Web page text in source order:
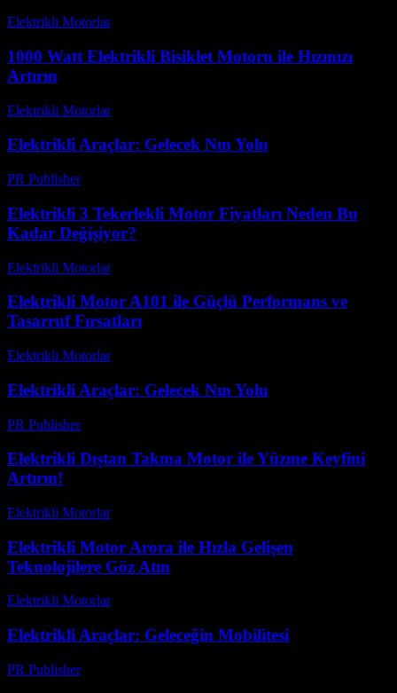
Elektrikli Motorlar-
1000 Watt Elektrikli Bisiklet Motoru ile Hızınızı
Artırın
Elektrikli Motorlar-
Elektrikli Araçlar: Gelecek Nın Yolu
PR Publisher-
Elektrikli 3 Tekerlekli Motor Fiyatları Neden Bu
Kadar Değişiyor?
Elektrikli Motorlar-
Elektrikli Motor A101 ile Güçlü Performans ve
Tasarruf Fırsatları
Elektrikli Motorlar-
Elektrikli Araçlar: Gelecek Nın Yolu
PR Publisher-
Elektrikli Dıştan Takma Motor ile Yüzme Keyfini
Artırın!
Elektrikli Motorlar-
Elektrikli Motor Arora ile Hızla Gelişen
Teknolojilere Göz Atın
Elektrikli Motorlar-
Elektrikli Araçlar: Geleceğin Mobilitesi
PR Publisher-